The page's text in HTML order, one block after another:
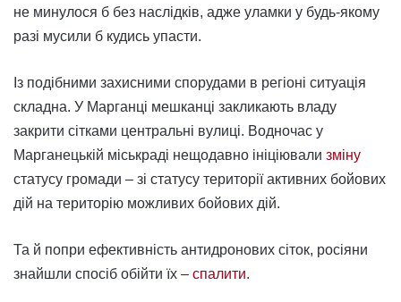
не минулося б без наслідків, адже уламки у будь-якому
разі мусили б кудись упасти.
Із подібними захисними спорудами в регіоні ситуація
складна. У Марганці мешканці закликають владу
закрити сітками центральні вулиці. Водночас у
Марганецькій міськраді нещодавно ініціювали зміну
статусу громади – зі статусу території активних бойових
дій на територію можливих бойових дій.
Та й попри ефективність антидронових сіток, росіяни
знайшли спосіб обійти їх – спалити.